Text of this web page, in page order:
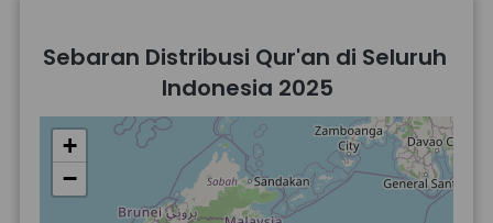
Sebaran Distribusi Qur'an di Seluruh
Indonesia 2025
+
−